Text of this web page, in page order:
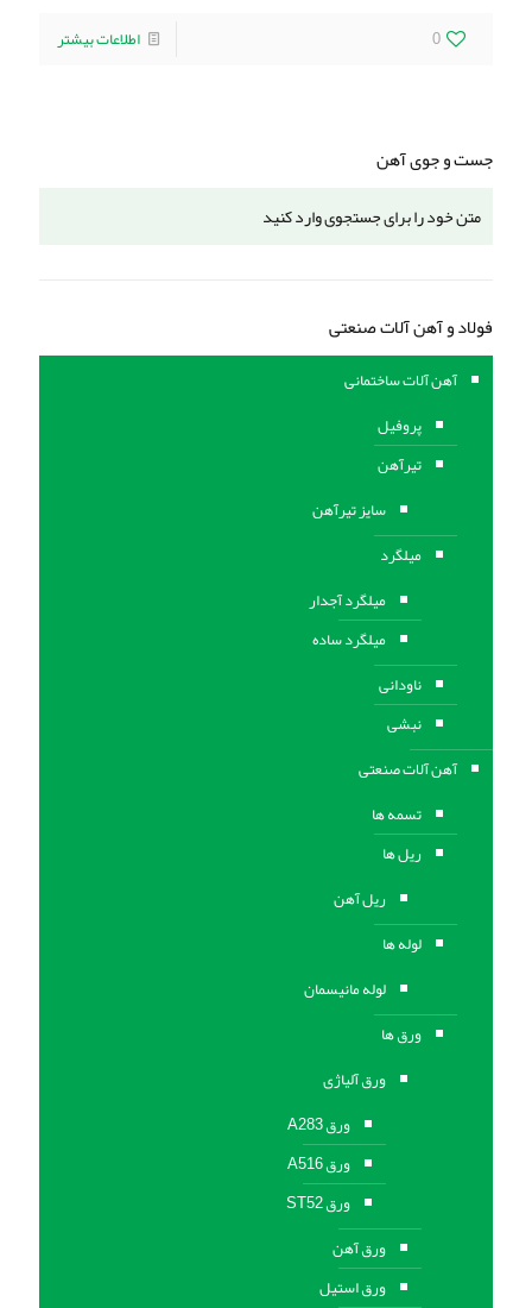
0
اطلاعات بیشتر
جست و جوی آهن
فولاد و آهن آلات صنعتی
آهن آلات ساختمانی
پروفیل
تیرآهن
سایز تیرآهن
میلگرد
میلگرد آجدار
میلگرد ساده
ناودانی
نبشی
آهن آلات صنعتی
تسمه ها
ریل ها
ریل آهن
لوله ها
لوله مانیسمان
ورق ها
ورق آلیاژی
ورق A283
ورق A516
ورق ST52
ورق آهن
ورق استیل